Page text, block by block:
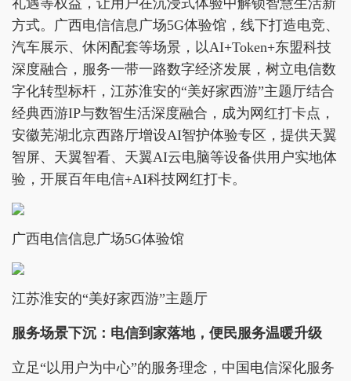
礼遇等权益，让用户在沉浸式体验中解锁智慧生活新
方式。广西电信信息广场5G体验馆，线下打造电竞、
汽车展示、休闲配套等场景，以AI+Token+东盟科技
深度融合，服务一带一路数字经济发展，树立电信数
字化转型标杆，江苏淮安的“美好家西游”主题厅结合
经典西游IP与数智生活深度融合，成为网红打卡点，
安徽芜湖北京西路厅增设AI智护体验专区，提供天翼
智屏、天翼智看、天翼AI云电脑等设备供用户实地体
验，开展百年电信+AI科技网红打卡。
广西电信信息广场5G体验馆
江苏淮安的“美好家西游”主题厅
服务场景下沉：电信到家落地，便民服务温暖升级
立足“以用户为中心”的服务理念，中国电信深化服务